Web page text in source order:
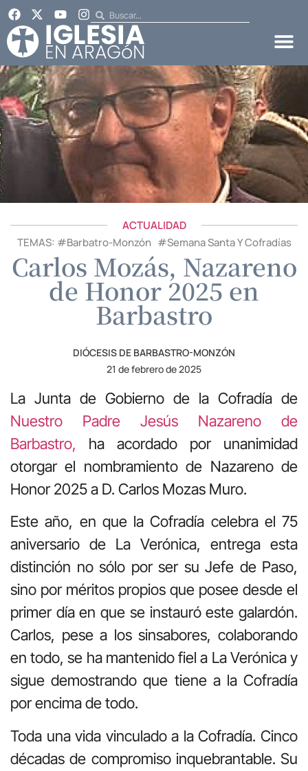
ACTUALIDAD
TEMAS: #Barbatro-Monzón #Semana Santa Y Cofradías
Carlos Mozás, Nazareno
de Honor 2025 en
Barbastro
DIÓCESIS DE BARBASTRO-MONZÓN
21 de febrero de 2025
La Junta de Gobierno de la Cofradía de
Nuestro Padre Jesús Nazareno de
Barbastro, ha acordado por unanimidad
otorgar el nombramiento de Nazareno de
Honor 2025 a D. Carlos Mozas Muro.
Este año, en que la Cofradía celebra el 75
aniversario de La Verónica, entrega esta
distinción no sólo por ser su Jefe de Paso,
sino por méritos propios que posee desde el
primer día en que se instauró este galardón.
Carlos, pese a los sinsabores, colaborando
en todo, se ha mantenido fiel a La Verónica y
sigue demostrando que tiene a la Cofradía
por encima de todo.
Toda una vida vinculado a la Cofradía. Cinco
décadas de compromiso inquebrantable. Su